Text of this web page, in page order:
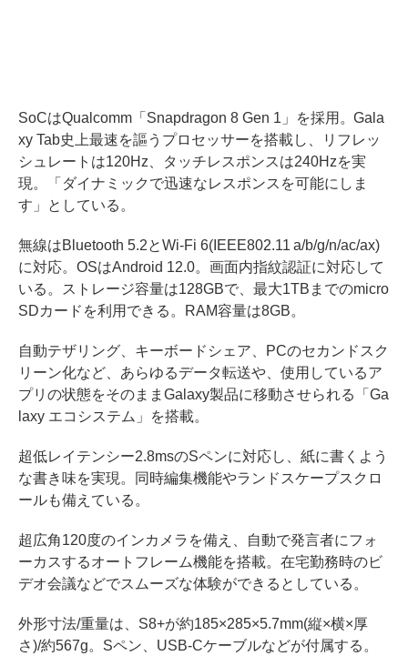
SoCはQualcomm「Snapdragon 8 Gen 1」を採用。Gala
xy Tab史上最速を謳うプロセッサーを搭載し、リフレッ
シュレートは120Hz、タッチレスポンスは240Hzを実
現。「ダイナミックで迅速なレスポンスを可能にしま
す」としている。
無線はBluetooth 5.2とWi-Fi 6(IEEE802.11 a/b/g/n/ac/ax)
に対応。OSはAndroid 12.0。画面内指紋認証に対応して
いる。ストレージ容量は128GBで、最大1TBまでのmicro
SDカードを利用できる。RAM容量は8GB。
自動テザリング、キーボードシェア、PCのセカンドスク
リーン化など、あらゆるデータ転送や、使用しているア
プリの状態をそのままGalaxy製品に移動させられる「Ga
laxy エコシステム」を搭載。
超低レイテンシー2.8msのSペンに対応し、紙に書くよう
な書き味を実現。同時編集機能やランドスケープスクロ
ールも備えている。
超広角120度のインカメラを備え、自動で発言者にフォ
ーカスするオートフレーム機能を搭載。在宅勤務時のビ
デオ会議などでスムーズな体験ができるとしている。
外形寸法/重量は、S8+が約185×285×5.7mm(縦×横×厚
さ)/約567g。Sペン、USB-Cケーブルなどが付属する。